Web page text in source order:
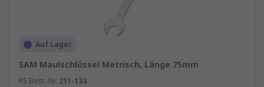
Auf Lager
SAM Maulschlüssel Metrisch, Länge 75mm
RS Best.-Nr. 211-133